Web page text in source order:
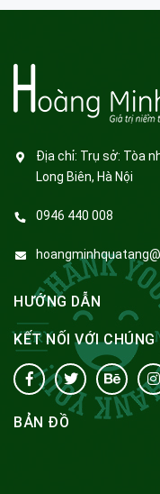
Địa chỉ: Trụ sở: Tòa
Long Biên, Hà Nội
0946 440 008
HƯỚNG DẪN
KẾT NỐI VỚI CHÚNG
BẢN ĐỒ